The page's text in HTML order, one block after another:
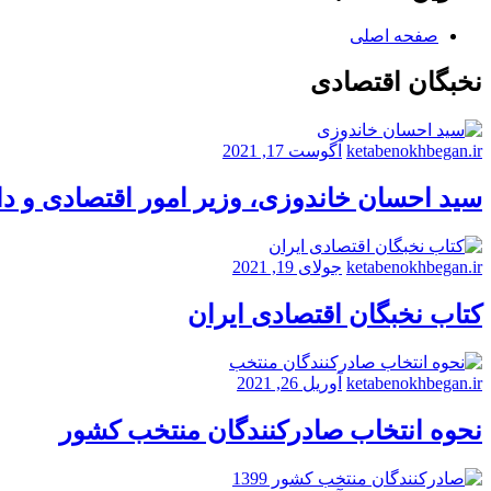
صفحه اصلی
نخبگان اقتصادی
ketabenokhbegan.ir آگوست 17, 2021
سید احسان خاندوزی، وزیر امور اقتصادی و
ketabenokhbegan.ir جولای 19, 2021
کتاب نخبگان اقتصادی ایران
ketabenokhbegan.ir آوریل 26, 2021
نحوه انتخاب صادرکنندگان منتخب کشور